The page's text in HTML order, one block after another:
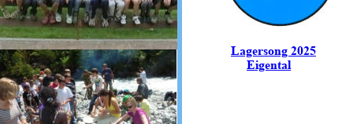
Lagersong 2025
Eigental